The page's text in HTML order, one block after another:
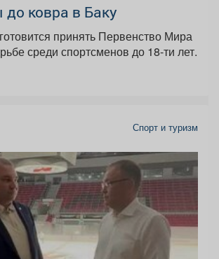
ковра в Баку
принять Первенство Мира
среди спортсменов до 18-ти лет.
Спорт и туризм